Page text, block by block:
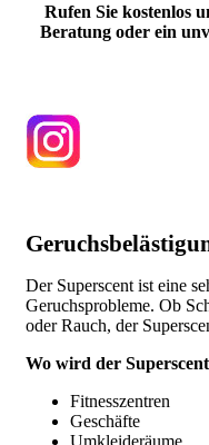
Rufen Sie kostenlos
Beratung oder ein
Der Superscent ist eine
Geruchsprobleme. Ob
oder Rauch, der
Wo wird der
Fitnesszentren
Geschäfte